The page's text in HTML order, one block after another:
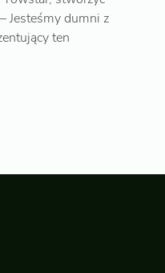
Jesteśmy dumni z
ten